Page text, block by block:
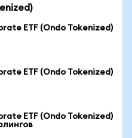
ETF (Ondo Tokenized)
ETF (Ondo Tokenized)
ETF (Ondo Tokenized)